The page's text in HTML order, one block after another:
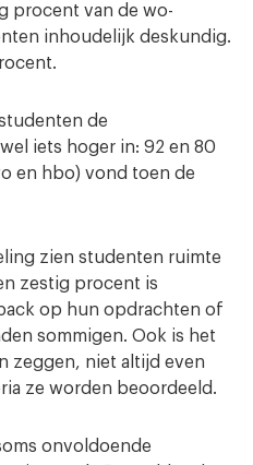
procent van de wo-
inhoudelijk deskundig.
de
iets hoger in: 92 en 80
en hbo) vond toen de
zien studenten ruimte
zestig procent is
op hun opdrachten of
sommigen. Ook is het
zeggen, niet altijd even
ze worden beoordeeld.
onvoldoende